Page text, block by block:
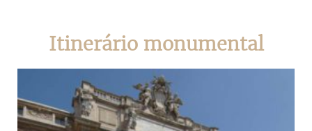
Itinerário monumental